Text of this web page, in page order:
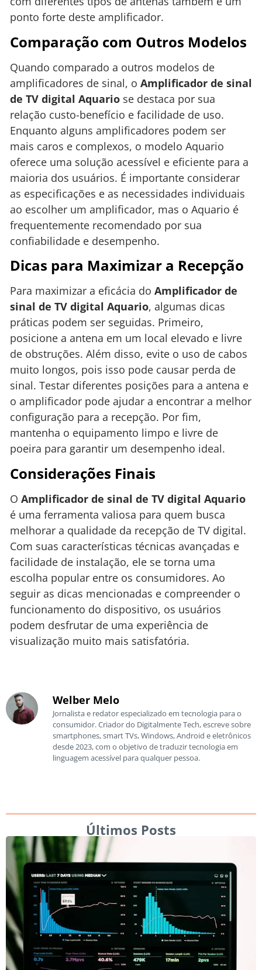
ponto forte deste amplificador.
Comparação com Outros Modelos
Quando comparado a outros modelos de
amplificadores de sinal, o Amplificador de sinal
de TV digital Aquario se destaca por sua
relação custo-benefício e facilidade de uso.
Enquanto alguns amplificadores podem ser
mais caros e complexos, o modelo Aquario
oferece uma solução acessível e eficiente para a
maioria dos usuários. É importante considerar
as especificações e as necessidades individuais
ao escolher um amplificador, mas o Aquario é
frequentemente recomendado por sua
confiabilidade e desempenho.
Dicas para Maximizar a Recepção
Para maximizar a eficácia do Amplificador de
sinal de TV digital Aquario, algumas dicas
práticas podem ser seguidas. Primeiro,
posicione a antena em um local elevado e livre
de obstruções. Além disso, evite o uso de cabos
muito longos, pois isso pode causar perda de
sinal. Testar diferentes posições para a antena e
o amplificador pode ajudar a encontrar a melhor
configuração para a recepção. Por fim,
mantenha o equipamento limpo e livre de
poeira para garantir um desempenho ideal.
Considerações Finais
O Amplificador de sinal de TV digital Aquario
é uma ferramenta valiosa para quem busca
melhorar a qualidade da recepção de TV digital.
Com suas características técnicas avançadas e
facilidade de instalação, ele se torna uma
escolha popular entre os consumidores. Ao
seguir as dicas mencionadas e compreender o
funcionamento do dispositivo, os usuários
podem desfrutar de uma experiência de
visualização muito mais satisfatória.
Welber Melo
Jornalista e redator especializado em tecnologia para o
consumidor. Criador do Digitalmente Tech, escreve sobre
smartphones, smart TVs, Windows, Android e eletrônicos
desde 2023, com o objetivo de traduzir tecnologia em
linguagem acessível para qualquer pessoa.
Últimos Posts